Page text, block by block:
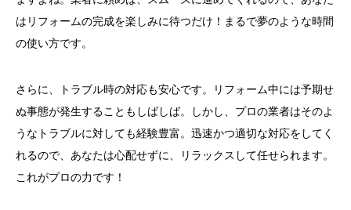
はリフォームの完成を楽しみに待つだけ！まるで夢のような時間
の使い方です。
さらに、トラブル時の対応も安心です。リフォーム中には予期せ
ぬ事態が発生することもしばしば。しかし、プロの業者はそのよ
うなトラブルに対しても経験豊富。迅速かつ適切な対応をしてく
れるので、あなたは心配せずに、リラックスして任せられます。
これがプロの力です！